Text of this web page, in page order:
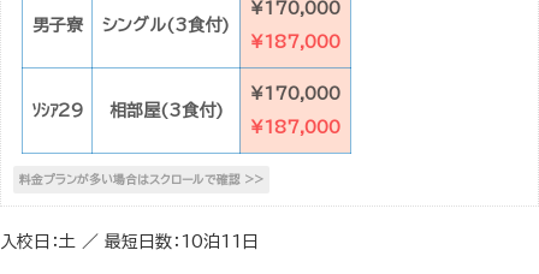
男子寮 シングル(3食付)
¥170,000
¥187,000
ｿｼｱ29 相部屋(3食付)
¥170,000
¥187,000
入校日：土 ／ 最短日数：10泊11日